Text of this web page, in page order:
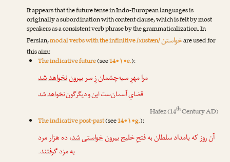
It appears that the future tense in Indo-European languages is
originally a subordination with content clause, which is felt by most
speakers as a consistent verb phrase by the grammaticalization. In
Persian,modal verbs with the infinitive /xɒstæn/خواستنare used for
this aim:
The indicative future(see14•۱•e.):
مرا مهرِ سیه‌چشمان زِ سر بیروننخواهدشد
قضایِ آسمان‌ست این و دیگرگوننخواهدشد
Hafez(14thCentury AD)
The indicative post-past(see14•۱•g.):
آن روز که بامداد سلطان به فتحِ خلیج بیرونخواستیشد، ده هزار مرد
به مزد گرفتند.